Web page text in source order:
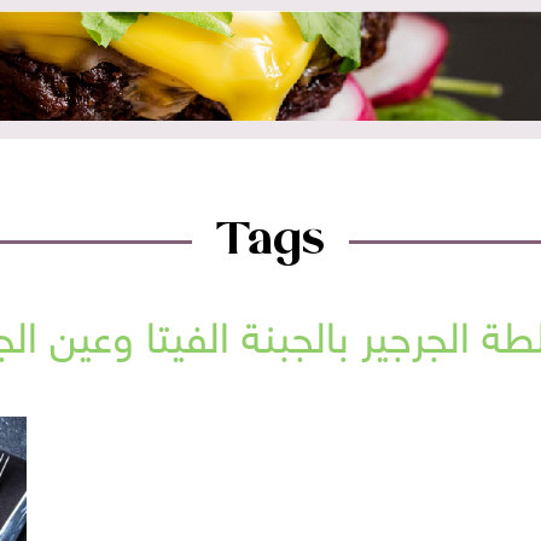
Tags
الجرجير بالجبنة الفيتا وعين